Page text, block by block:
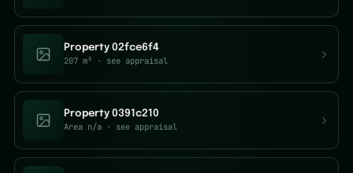
Property 02fce6f4
207 m² · see appraisal
Property 0391c210
Area n/a · see appraisal